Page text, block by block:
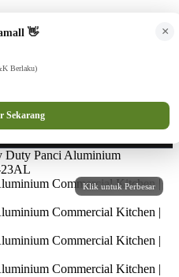
08551688000 (Customer Care)
×
👋
Berlaku)
Sekarang
Duty Panci Aluminium
23AL